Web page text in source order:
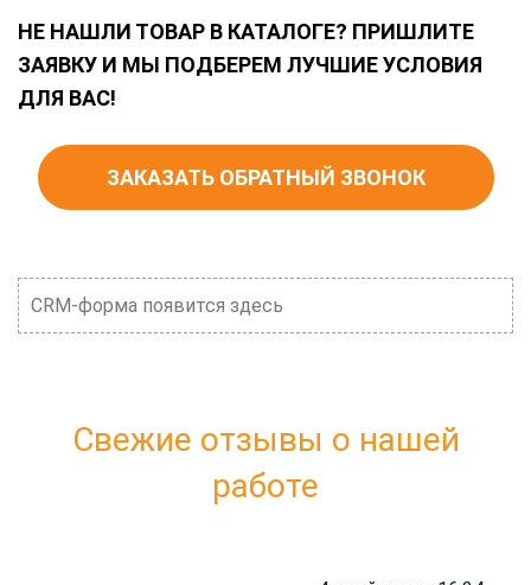
CRM-форма появится здесь
НЕ НАШЛИ ТОВАР В КАТАЛОГЕ? ПРИШЛИТЕ
ЗАЯВКУ И МЫ ПОДБЕРЕМ ЛУЧШИЕ УСЛОВИЯ
ДЛЯ ВАС!
ЗАКАЗАТЬ ОБРАТНЫЙ ЗВОНОК
Свежие отзывы о нашей
работе